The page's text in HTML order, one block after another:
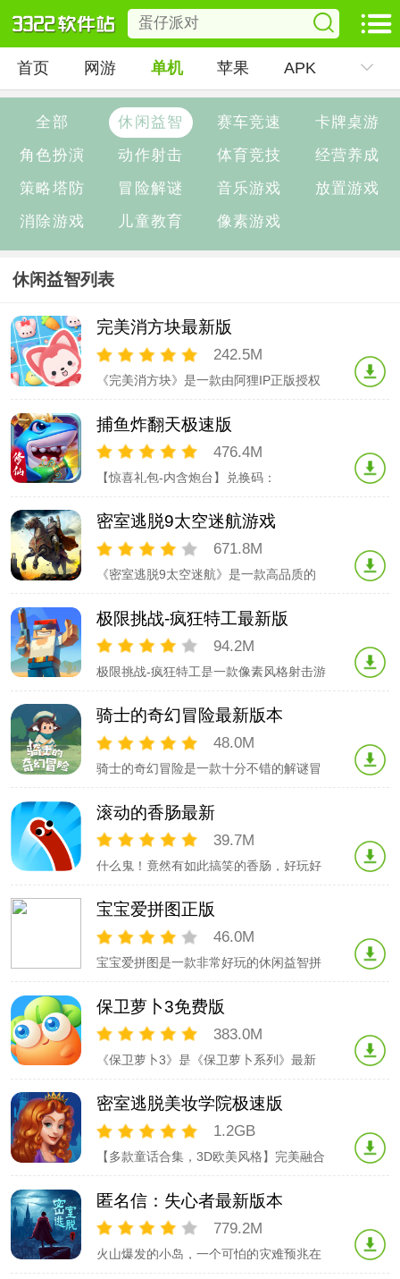
首页 网游 单机 苹果 APK
全部 休闲益智 赛车竞速
卡牌桌游
角色扮演
动作射击 体育竞技
经营养成
策略塔防
冒险解谜 音乐游戏
放置游戏
消除游戏
儿童教育 像素游戏
休闲益智列表
完美消方块最新版
242.5M
《完美消方块》是一款由阿狸IP正版授权
阿狸IP中的角色人物，包括阿狸、大熊、
影子等。玩家通过移动头像，凑够3个或3
个以上相同头像完成消除，道具可以帮助
阿狸和他的伙伴们陪你一起在魔法森林冒
捕鱼炸翻天极速版
476.4M
【惊喜礼包-内含炮台】兑换码：
金币“-”礼品兑换“输入福利码兑换《捕鱼炸
翻天》一场令人心跳加速的捕鱼冒险即将
揭开序幕！《捕鱼炸翻天》震撼来袭！全
视听盛宴！姚记出品官方正版，金币福
密室逃脱9太空迷航游戏
671.8M
《密室逃脱9太空迷航》是一款高品质的
容丰富，超大地图，场景画面精美，大量
待寻找的线索等你探索，让人一玩就停不
下来！这次的主人公在地下停车场突然穿
险。历经几个世纪的宁静之后，新的邪恶
极限挑战-疯狂特工最新版
94.2M
极限挑战-疯狂特工是一款像素风格射击游
僵尸的入侵，玩家可以使用各种武器枪
支，巧妙利用房间各种陷阱、屏障，消灭
僵尸！玩家可以通过挑战关卡获取金钱以
秘密基地，在末日中保持警惕生存下来，
骑士的奇幻冒险最新版本
48.0M
骑士的奇幻冒险是一款十分不错的解谜冒
故事。女娲补天是远古的神话，有股神秘
的力量夺取了五彩石，我们需要获得五彩
石交给女娲，完成使命...而这只是该游戏
故事的板块需要小冒险家你来进行探索，
滚动的香肠最新
39.7M
什么鬼！竟然有如此搞笑的香肠，好玩好
哈。。。滚动的香肠-翻滚派对是一款非常
耐玩魔性的休闲益智游戏，在这里，你只
需要操控着自己可爱的香肠君一路向前翻
前进，直至到达终点，看着香肠君不断的
宝宝爱拼图正版
46.0M
宝宝爱拼图是一款非常好玩的休闲益智拼
让宝宝在游戏的同时，锻炼智力，提升创
新能力。
超高难度也为全年龄段拼图爱好者带来无
- 十一种拼图主题选择
- 提供磁性拼块锁定帮助
- 提供拼图提示道
保卫萝卜3免费版
383.0M
《保卫萝卜3》是《保卫萝卜系列》最新
并加入了创新性的剧情模式、全新炮塔、
全新地图、全新玩法，让玩家在建设炮塔
保卫主人公“阿波”的同时感受到塔防游戏
承前两部萝卜作品的精髓外，增加新糖果
密室逃脱美妆学院极速版
1.2GB
【多款童话合集，3D欧美风格】完美融合
士尼经典，独特3D美术画风，画面丰富绚
丽，堪称艺术之作。【华丽背景音效，沉
浸游戏感受】变化的背景音效，轻快有
其中，沉浸式体验。【剧情逻辑清晰，趣
匿名信：失心者最新版本
779.2M
火山爆发的小岛，一个可怕的灾难预兆在